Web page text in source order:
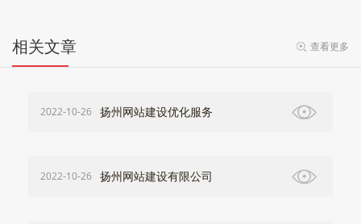
相关文章 查看更多
2022-10-26 扬州网站建设优化服务
2022-10-26 扬州网站建设有限公司